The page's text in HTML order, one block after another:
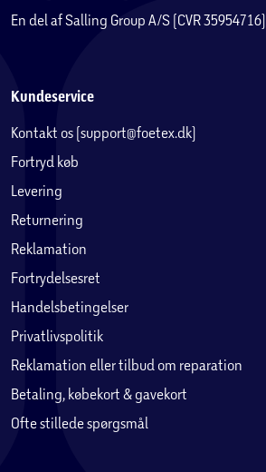
En del af Salling Group A/S (CVR 35954716)
Kundeservice
Kontakt os (support@foetex.dk)
Fortryd køb
Levering
Returnering
Reklamation
Fortrydelsesret
Handelsbetingelser
Privatlivspolitik
Reklamation eller tilbud om reparation
Betaling, købekort & gavekort
Ofte stillede spørgsmål